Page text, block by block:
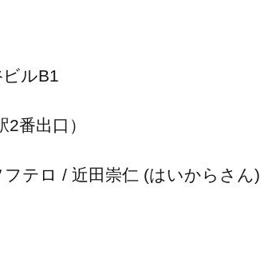
ビルB1
2番出口）
テロ / 近田崇仁 (はいからさん)